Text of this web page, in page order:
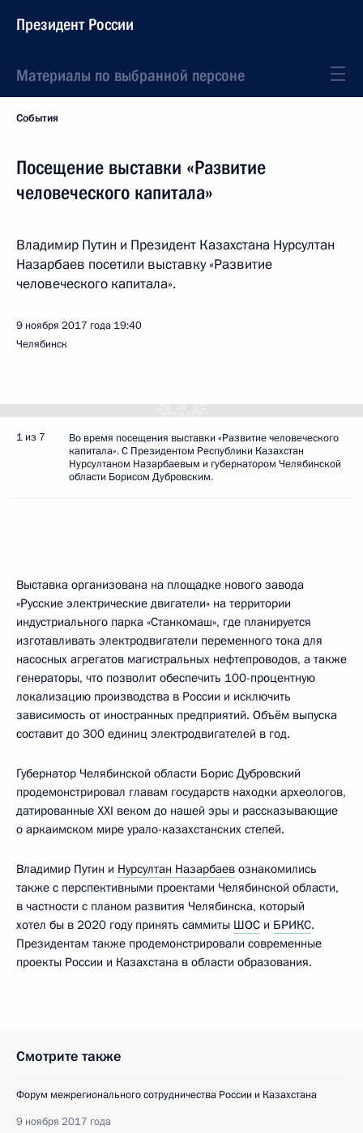
Президент России
Материалы по выбранной персоне
События
Посещение выставки «Развитие
человеческого капитала»
Владимир Путин и Президент Казахстана Нурсултан
Назарбаев посетили выставку «Развитие
человеческого капитала».
9 ноября 2017 года 19:40
Челябинск
1 из 7
Во время посещения выставки «Развитие человеческого
капитала». С Президентом Республики Казахстан
Нурсултаном Назарбаевым и губернатором Челябинской
области Борисом Дубровским.
Выставка организована на площадке нового завода
«Русские электрические двигатели» на территории
индустриального парка «Станкомаш», где планируется
изготавливать электродвигатели переменного тока для
насосных агрегатов магистральных нефтепроводов, а также
генераторы, что позволит обеспечить 100-процентную
локализацию производства в России и исключить
зависимость от иностранных предприятий. Объём выпуска
составит до 300 единиц электродвигателей в год.
Губернатор Челябинской области Борис Дубровский
продемонстрировал главам государств находки археологов,
датированные XXI веком до нашей эры и рассказывающие
о аркаимском мире урало-казахстанских степей.
Владимир Путин и Нурсултан Назарбаев ознакомились
также с перспективными проектами Челябинской области,
в частности с планом развития Челябинска, который
хотел бы в 2020 году принять саммиты ШОС и БРИКС.
Президентам также продемонстрировали современные
проекты России и Казахстана в области образования.
Смотрите также
Форум межрегионального сотрудничества России и Казахстана
9 ноября 2017 года